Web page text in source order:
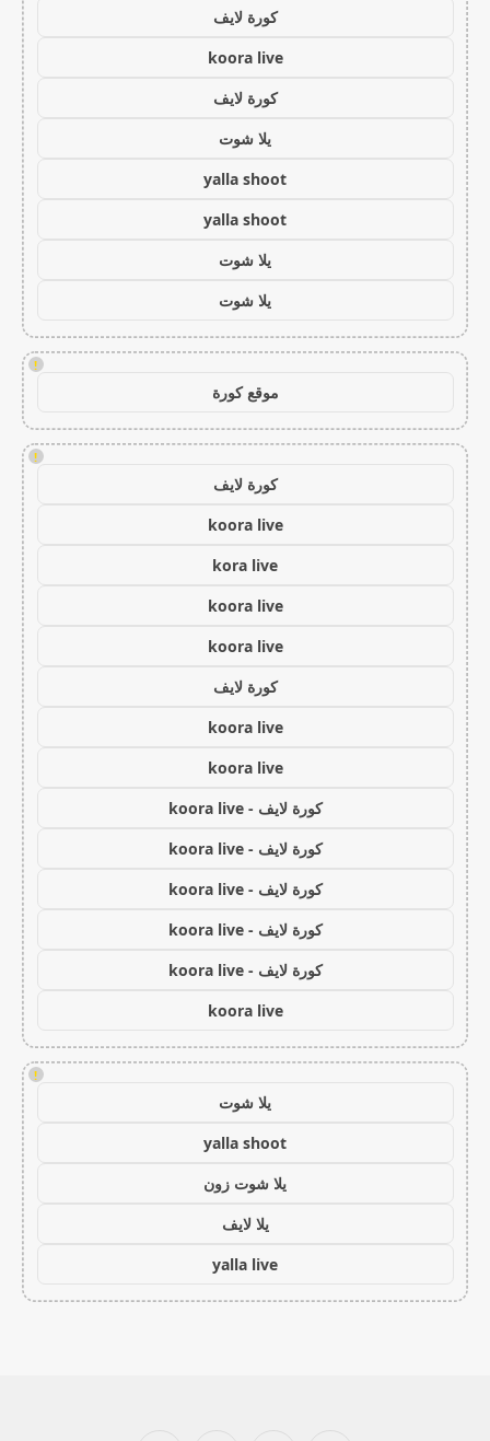
كورة لايف
koora live
كورة لايف
يلا شوت
yalla shoot
yalla shoot
يلا شوت
يلا شوت
!
موقع كورة
!
كورة لايف
koora live
kora live
koora live
koora live
كورة لايف
koora live
koora live
كورة لايف - koora live
كورة لايف - koora live
كورة لايف - koora live
كورة لايف - koora live
كورة لايف - koora live
koora live
!
يلا شوت
yalla shoot
يلا شوت زون
يلا لايف
yalla live